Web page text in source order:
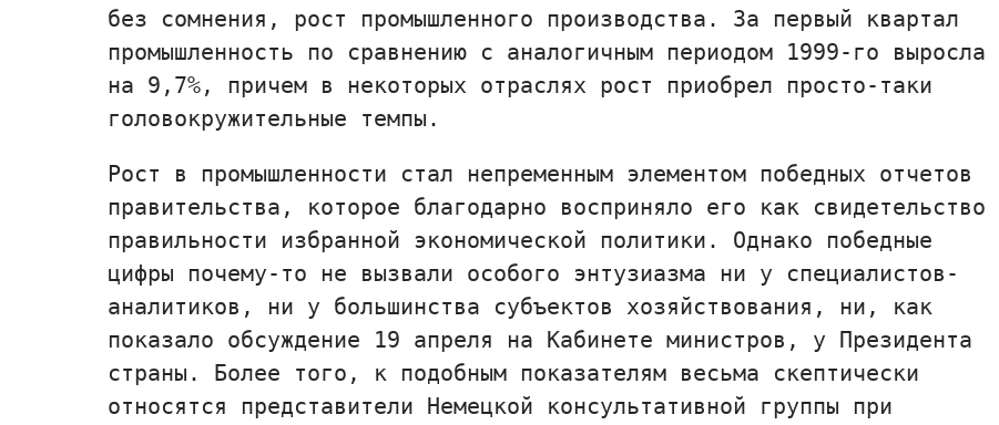
без сомнения, рост промышленного производства. За первый квартал
промышленность по сравнению с аналогичным периодом 1999-го выросла
на 9,7%, причем в некоторых отраслях рост приобрел просто-таки
головокружительные темпы.
Рост в промышленности стал непременным элементом победных отчетов
правительства, которое благодарно восприняло его как свидетельство
правильности избранной экономической политики. Однако победные
цифры почему-то не вызвали особого энтузиазма ни у специалистов-
аналитиков, ни у большинства субъектов хозяйствования, ни, как
показало обсуждение 19 апреля на Кабинете министров, у Президента
страны. Более того, к подобным показателям весьма скептически
относятся представители Немецкой консультативной группы при